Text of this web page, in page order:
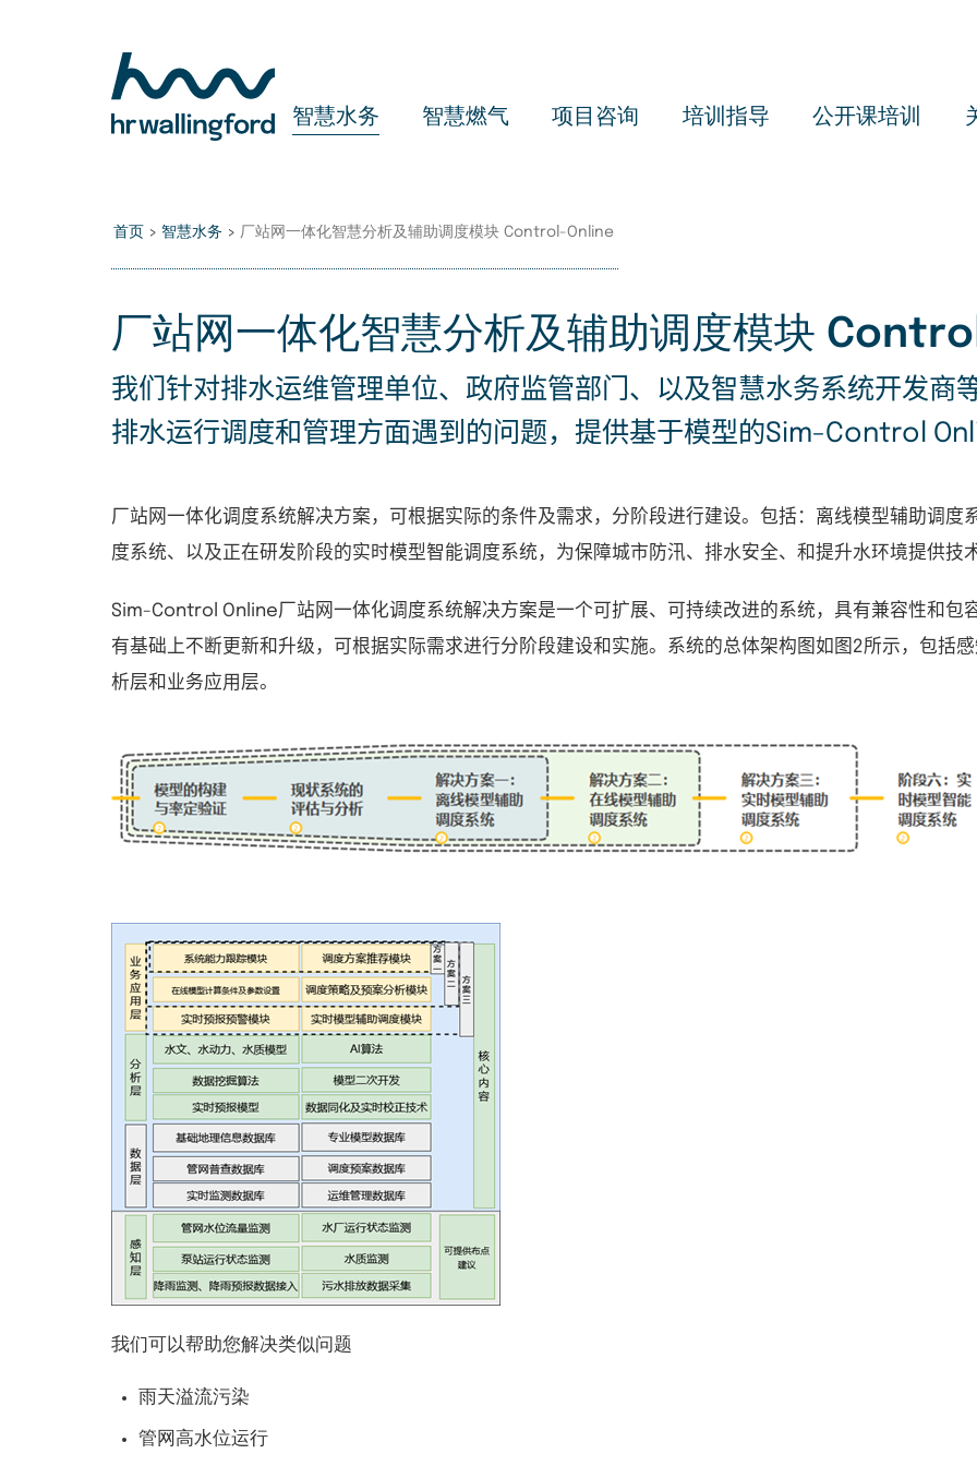
智慧水务 智慧燃气 项目咨询 培训指导 公开课培训
首页 > 智慧水务 > 厂站网一体化智慧分析及辅助调度模块 Control-Online
厂站网一体化智慧分析及辅助调度模块
我们针对排水运维管理单位、政府监管部门、以及智慧水务系统开发商
排水运行调度和管理方面遇到的问题，提供基于模型的Sim-Control
厂站网一体化调度系统解决方案，可根据实际的条件及需求，分阶段进行建设。 包括：离线模型辅助调度
度系统、以及正在研发阶段的实时模型智能调度系统，为保障城市防汛、排水安全、和提升水环境提供技
Sim-Control Online厂站网一体化调度系统解决方案是一个可扩展、可持续改进的系统，具有兼容性和包
有基础上不断更新和升级，可根据实际需求进行分阶段建设和实施。系统的总体架构图如图 2所示，包括
析层和业务应用层。
我们可以帮助您解决类似问题
雨天溢流污染
管网高水位运行